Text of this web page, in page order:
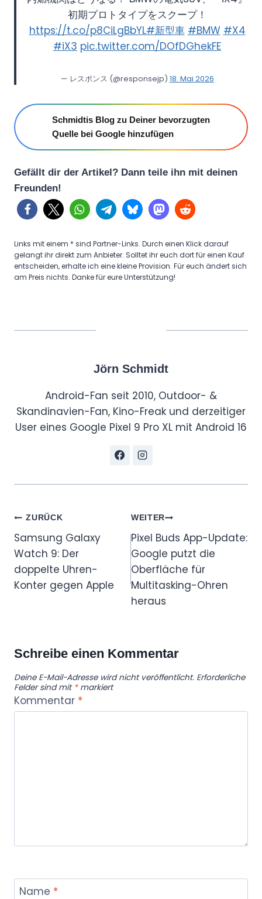
u
b
e
n
n
初期プロトタイプをスクープ！
https://t.co/p8CiLgBbYL#新型車 #BMW #X4
#iX3 pic.twitter.com/DOfDGhekFE
— レスポンス (@responsejp) 18. Mai 2026
Schmidtis Blog zu Deiner bevorzugten
Quelle bei Google hinzufügen
Gefällt dir der Artikel? Dann teile ihn mit deinen
Freunden!
Links mit einem * sind Partner-Links. Durch einen Klick darauf
gelangt ihr direkt zum Anbieter. Solltet ihr euch dort für einen Kauf
entscheiden, erhalte ich eine kleine Provision. Für euch ändert sich
am Preis nichts. Danke für eure Unterstützung!
Jörn Schmidt
Android-Fan seit 2010, Outdoor- &
Skandinavien-Fan, Kino-Freak und derzeitiger
User eines Google Pixel 9 Pro XL mit Android 16
Beitragsnavigation
ZURÜCK
Samsung Galaxy
Watch 9: Der
doppelte Uhren-
Konter gegen Apple
WEITER
Pixel Buds App-Update:
Google putzt die
Oberfläche für
Multitasking-Ohren
heraus
Schreibe einen Kommentar
Deine E-Mail-Adresse wird nicht veröffentlicht. Erforderliche
Felder sind mit *markiert
Kommentar *
Name *